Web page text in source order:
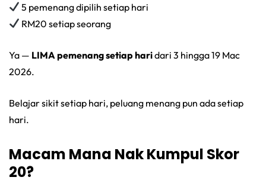
5 pemenang dipilih setiap hari
RM20 setiap seorang
Ya — LIMA pemenang setiap haridari 3 hingga 19 Mac
2026.
Belajar sikit setiap hari, peluang menang pun ada setiap
hari.
Macam Mana Nak Kumpul Skor
20?